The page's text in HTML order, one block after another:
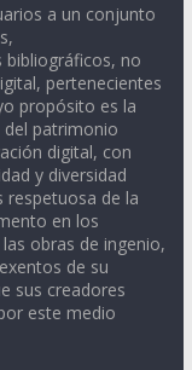
a un conjunto
no
pertenecientes
propósito es la
patrimonio
digital, con
y diversidad
respetuosa de la
en los
obras de ingenio,
de su
sus creadores
este medio